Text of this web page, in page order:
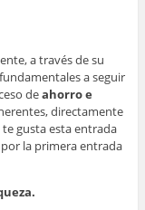
a través de su
a seguir
deahorro e
directamente
gusta esta entrada
la primera entrada